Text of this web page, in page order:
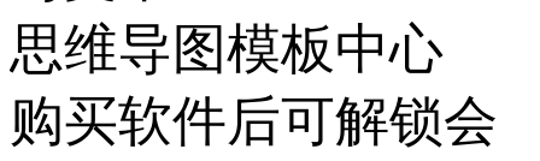
思维导图模板中心
购买软件后可解锁会